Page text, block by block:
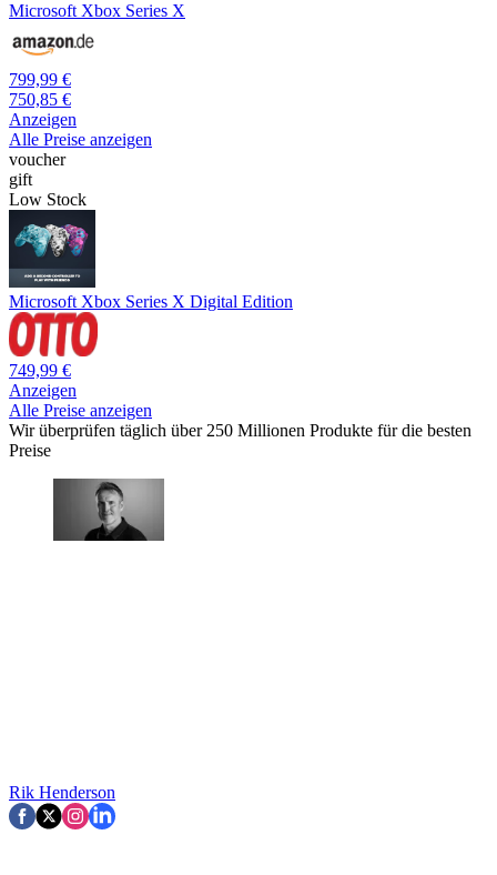
Microsoft Xbox Series X
799,99 €
750,85 €
Anzeigen
Alle Preise anzeigen
voucher
gift
Low Stock
Microsoft Xbox Series X Digital Edition
749,99 €
Anzeigen
Alle Preise anzeigen
Wir überprüfen täglich über 250 Millionen Produkte für die besten
Preise
Rik Henderson